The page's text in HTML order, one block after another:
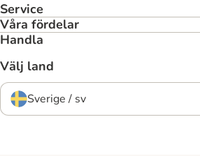
Service
Våra fördelar
Handla
Välj land
Sverige / sv